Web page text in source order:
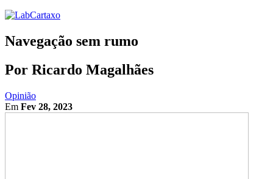
Navegação sem rumo
Por Ricardo Magalhães
Opinião
Em Fev 28, 2023